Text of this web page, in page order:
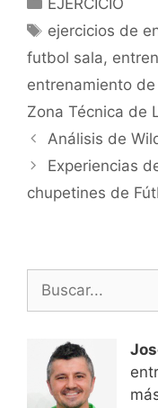
Etiquetas
ejercicios de
futbol sala,
entrenamiento
Zona Técnica de
Navegación
de
entradas
Análisis de
Experiencias
chupetines de